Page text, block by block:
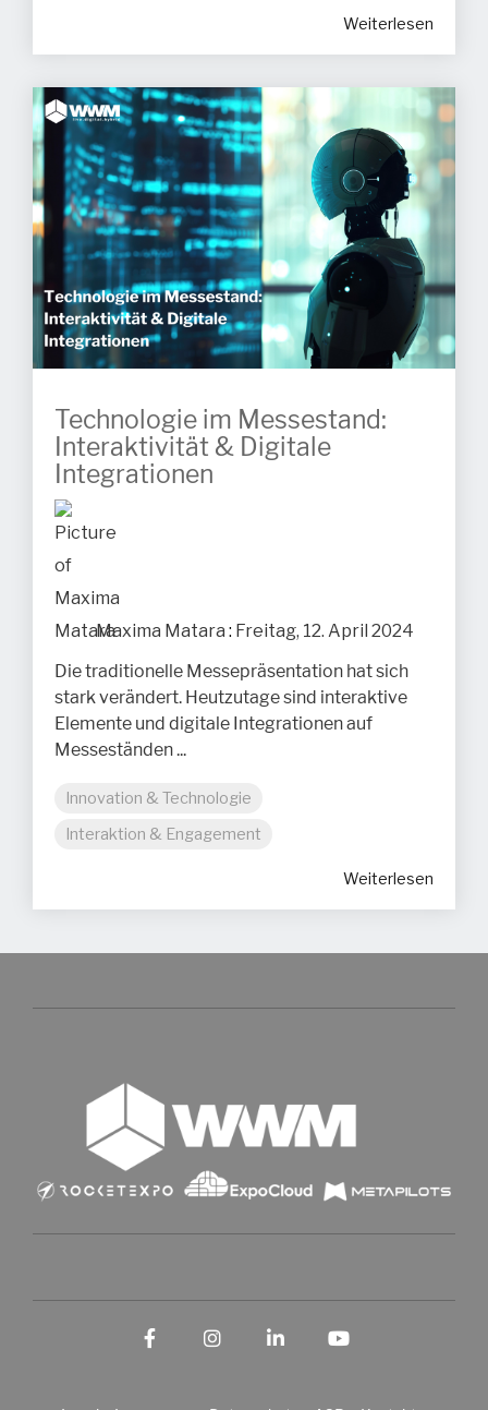
Weiterlesen
Technologie im Messestand:
Interaktivität & Digitale
Integrationen
Maxima Matara : Freitag, 12. April 2024
Die traditionelle Messepräsentation hat sich
stark verändert. Heutzutage sind interaktive
Elemente und digitale Integrationen auf
Messeständen ...
Innovation & Technologie
Interaktion & Engagement
Weiterlesen
FacebookInstagram
LinkedIn